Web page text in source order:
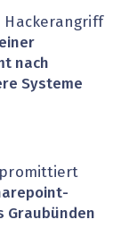
nach
Systeme
Graubünden